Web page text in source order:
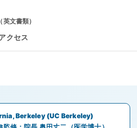
文書類）
クセス
Berkeley (UC Berkeley)